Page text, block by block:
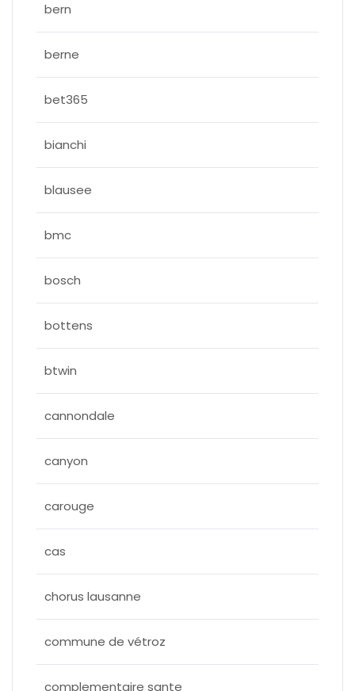
bern
berne
bet365
bianchi
blausee
bmc
bosch
bottens
btwin
cannondale
canyon
carouge
cas
chorus lausanne
commune de vétroz
complementaire sante